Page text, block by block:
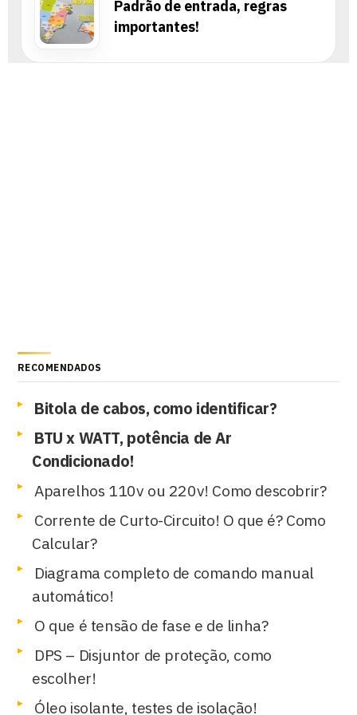
Padrão de entrada, regras
importantes!
RECOMENDADOS
Bitola de cabos, como identificar?
BTU x WATT, potência de Ar
Condicionado!
Aparelhos 110v ou 220v! Como descobrir?
Corrente de Curto-Circuito! O que é? Como
Calcular?
Diagrama completo de comando manual
automático!
O que é tensão de fase e de linha?
DPS – Disjuntor de proteção, como
escolher!
Óleo isolante, testes de isolação!